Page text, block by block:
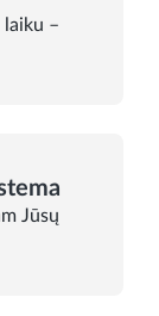
laiku –
Jūsų